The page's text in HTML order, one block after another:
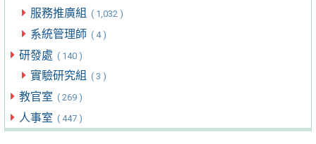
服務推廣組 ( 1,032 )
系統管理師 ( 4 )
研發處 ( 140 )
實驗研究組 ( 3 )
教官室 ( 269 )
人事室 ( 447 )